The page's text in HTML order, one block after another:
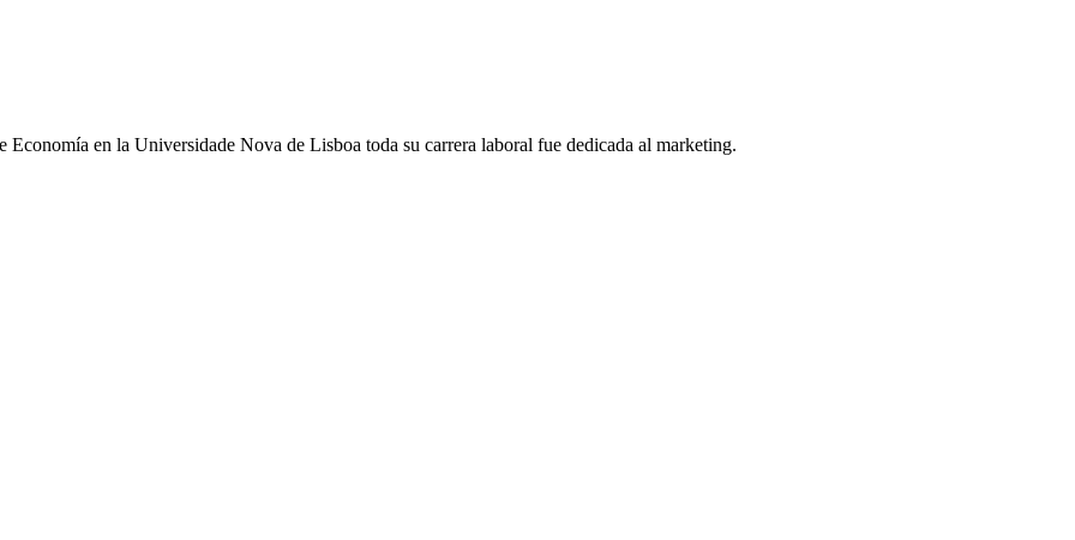
en la Universidade Nova de Lisboa toda su carrera laboral fue dedicada al marketing.